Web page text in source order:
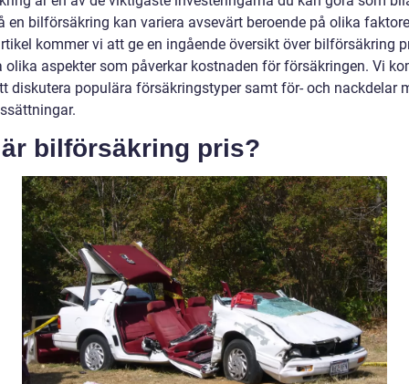
en bilförsäkring kan variera avsevärt beroende på olika
kommer vi att ge en ingående översikt över bilförsäkring
olika aspekter som påverkar kostnaden för försäkringen. Vi
diskutera populära försäkringstyper samt för- och nackdelar
är bilförsäkring pris?